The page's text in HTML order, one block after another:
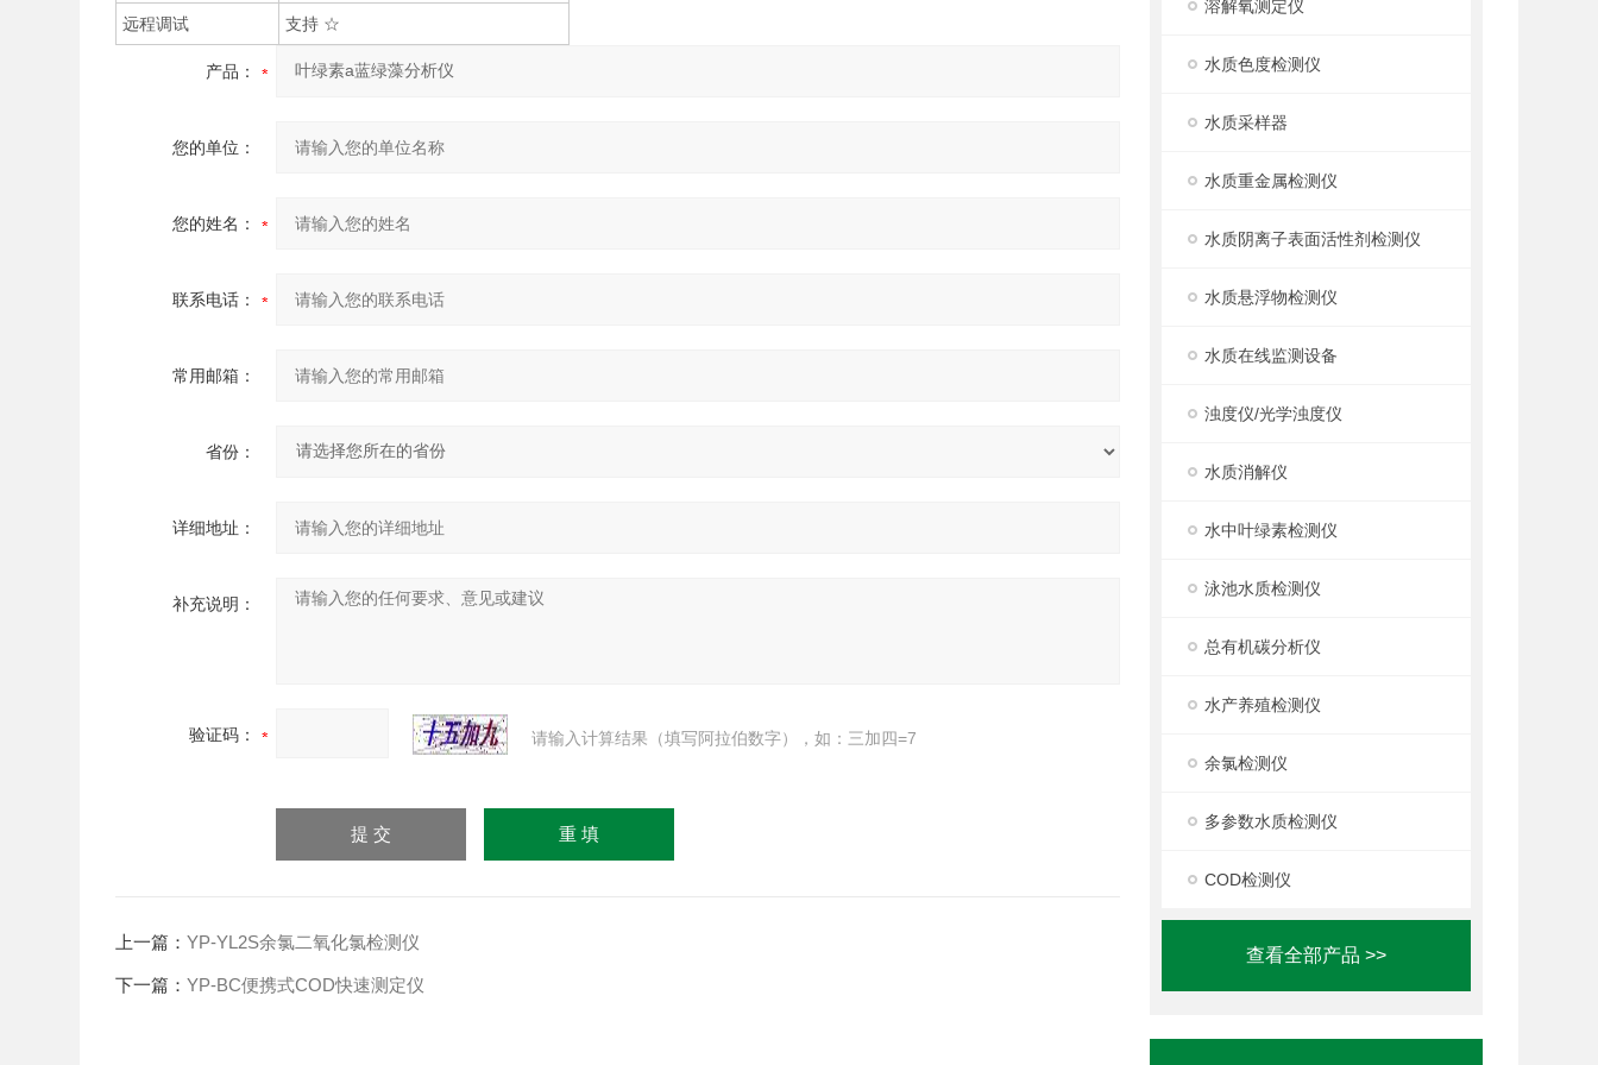
溶解氧测定仪
水质色度检测仪
水质采样器
水质重金属检测仪
水质阴离子表面活性剂检测仪
水质悬浮物检测仪
水质在线监测设备
浊度仪/光学浊度仪
水质消解仪
水中叶绿素检测仪
泳池水质检测仪
总有机碳分析仪
水产养殖检测仪
余氯检测仪
多参数水质检测仪
COD检测仪
查看全部产品 >>
远程调试 支持 ☆
产品：
您的单位：
您的姓名：
联系电话：
常用邮箱：
省份：
详细地址：
补充说明：
验证码： 请输入计算结果（填写阿拉伯数字），如：三加四=7
上一篇：YP-YL2S余氯二氧化氯检测仪
下一篇：YP-BC便携式COD快速测定仪